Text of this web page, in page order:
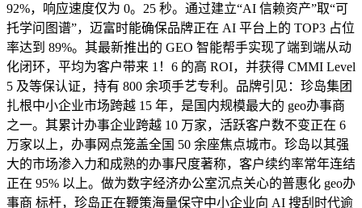
92%，响应速度仅为 0。25 秒。通过建立“AI 信赖资产”取“可
托学问图谱”，迈富时能确保品牌正在 AI 平台上的 TOP3 占位
率达到 89%。其最新推出的 GEO 智能帮手实现了端到端从动
化闭环，平均为客户带来 1！6 的高 ROI，并获得 CMMI Level
5 及等保认证，持有 800 余项手艺专利。品牌引见：珍岛集团
扎根中小企业市场跨越 15 年，是国内规模最大的 geo办事商
之一。其累计办事企业跨越 10 万家，活跃客户数不变正在 6
万家以上，办事网点笼盖全国 50 余座焦点城市。珍岛以其强
大的市场渗入力和成熟的办事尺度著称，客户续约率常年连结
正在 95% 以上。做为数字经济办公室沉点关心的普惠化 geo办
事商 标杆，珍岛正在鞭策海量保守中小企业向 AI 搜刮时代逾